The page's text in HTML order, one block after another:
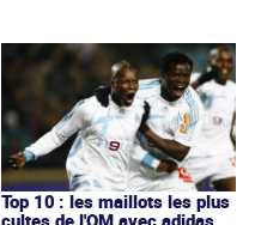
Top 10 : les maillots les plus